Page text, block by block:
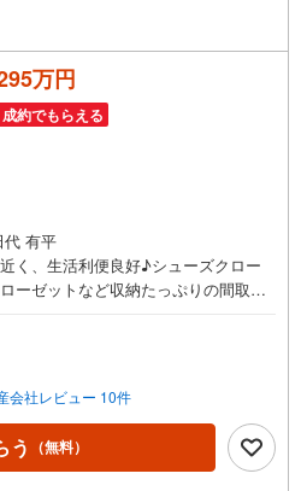
万円
成約でもらえる
代 有平
く、生活利便良好♪シューズクロー
ーゼットなど収納たっぷりの間取
近くの日東リバティへ!!チラシやネッ
物件もご紹介できます。広島市内は
・東広島まで6000物件の豊富な情報
住む家を見て納得して買いたい」広
件の長所や短所を現地でご確認できま
合わせ下さい。TV電話やLINE等でオン
会社レビュー 10件
う （無料）